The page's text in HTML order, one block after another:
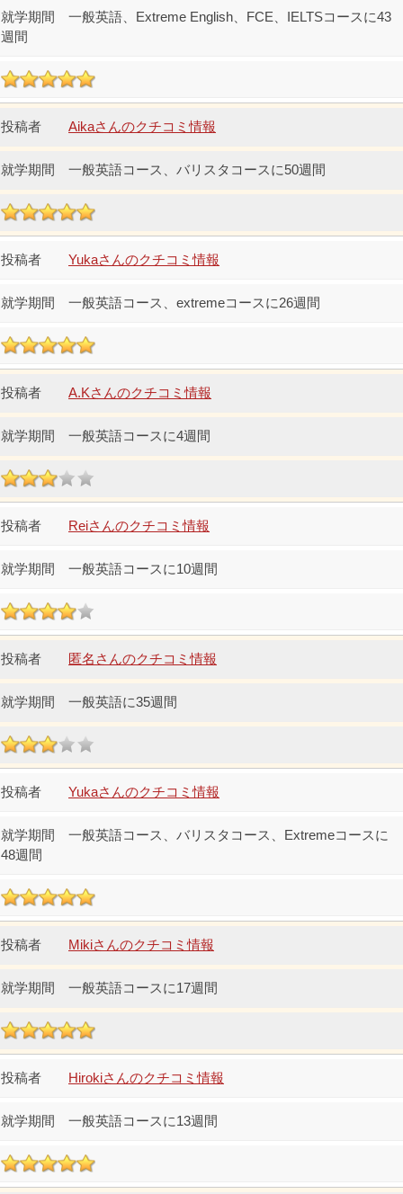
一般英語、Extreme English、FCE、IELTSコースに43
週間
Aikaさんのクチコミ情報
一般英語コース、バリスタコースに50週間
Yukaさんのクチコミ情報
一般英語コース、extremeコースに26週間
A.Kさんのクチコミ情報
一般英語コースに4週間
Reiさんのクチコミ情報
一般英語コースに10週間
匿名さんのクチコミ情報
一般英語に35週間
Yukaさんのクチコミ情報
一般英語コース、バリスタコース、Extremeコースに
48週間
Mikiさんのクチコミ情報
一般英語コースに17週間
Hirokiさんのクチコミ情報
一般英語コースに13週間